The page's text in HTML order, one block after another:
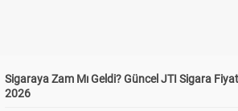
Sigaraya Zam Mı Geldi? Güncel JTI Sigara
2026